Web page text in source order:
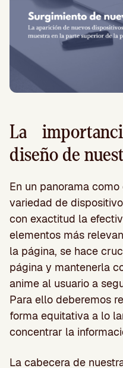
La
diseño de
En un panorama
variedad de
con exactitud la
elementos más
la página, se hace
página y mantenerla
anime al usuario a
Para ello deberemos
forma equitativa a lo
concentrar la
La cabecera de